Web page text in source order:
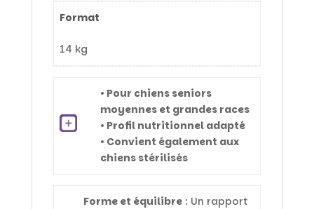
Format
14 kg
• Pour chiens seniors
moyennes et grandes races
• Profil nutritionnel adapté
• Convient également aux
chiens stérilisés
Forme et équilibre : Un rapport